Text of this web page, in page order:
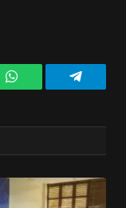
WhatsApp